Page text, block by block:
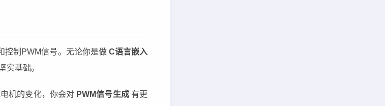
控制PWM信号。无论你是做 C语言嵌入
实基础。
机的变化，你会对 PWM信号生成有更